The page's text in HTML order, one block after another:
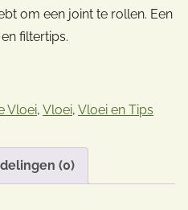
om een joint te rollen. Een
filtertips.
Vloei, Vloei, Vloei en Tips
(0)